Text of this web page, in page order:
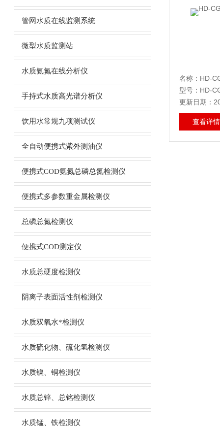
管网水质在线监测系统
微型水质监测站
水质氨氮在线分析仪
手持式水质高光谱分析仪
饮用水常规九项测试仪
全自动便携式紫外测油仪
便携式COD氨氮总磷总氮检测仪
便携式多参数重金属检测仪
总磷总氮检测仪
便携式COD测定仪
水质总硬度检测仪
阴离子表面活性剂检测仪
水质双氧水*检测仪
水质硫化物、硫化氢检测仪
水质镍、铜检测仪
水质总锌、总铭检测仪
水质锰、铁检测仪
名称：HD-
型号：HD-
更新日期：
查看详情